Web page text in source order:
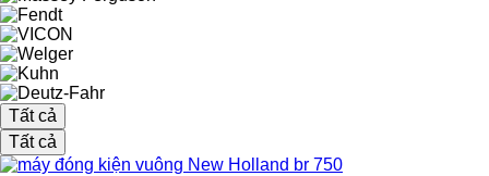
Tất cả
Tất cả